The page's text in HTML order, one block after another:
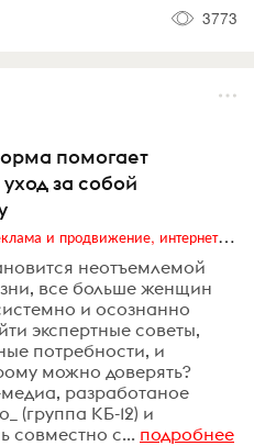
3773
помогает
за собой
Digital (web-дизайн, интернет-реклама и продвижение, интернет-сообщества и блоги, интернет-коммуникации, мобильный маркетинг, реклама на цифровых экранах)
неотъемлемой
все больше женщин
и осознанно
экспертные советы,
потребности, и
можно доверять?
разработаное
(группа КБ-12) и
совместно с... подробнее